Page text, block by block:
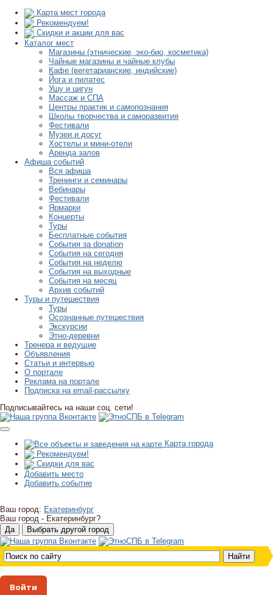
Карта мест города
Рекомендуем!
Скидки и акции для вас
Каталог мест
Магазины (этнические, эко-био, косметика)
Чайные магазины и чайные клубы
Кафе (вегетарианские, индийские)
Йога и пилатес
Ушу и цигун
Массаж и СПА
Центры практик и самопознания
Школы творчества и саморазвития
Фестивали
Музеи и досуг
Хостелы и мини-отели
Аренда залов
Афиша событий
Вся афиша
Тренинги и семинары
Вебинары
Фестивали
Ярмарки
Концерты
Туры
Бесплатные события
События за donation
События на сегодня
События на неделю
События на выходные
События на месяц
Архив событий
Туры и путешествия
Туры
Осознанные путешествия
Экскурсии
Этно-деревни
Тренера и ведущие
Объявления
Статьи и интервью
О портале
Реклама на портале
Подписка на email-рассылку
Подписывайтесь на наши соц. сети!
Карта города
Рекомендуем!
Скидки для вас
Добавить место
Добавить событие
Ваш город: Екатеринбург
Ваш город - Екатеринбург?
Войти